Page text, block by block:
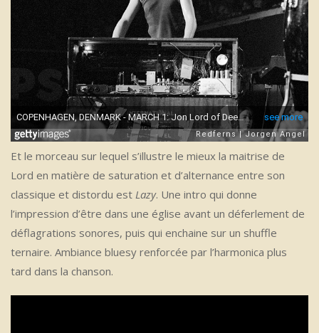
Et le morceau sur lequel s’illustre le mieux la maitrise de
Lord en matière de saturation et d’alternance entre son
classique et distordu est Lazy. Une intro qui donne
l’impression d’être dans une église avant un déferlement de
déflagrations sonores, puis qui enchaine sur un shuffle
ternaire. Ambiance bluesy renforcée par l’harmonica plus
tard dans la chanson.